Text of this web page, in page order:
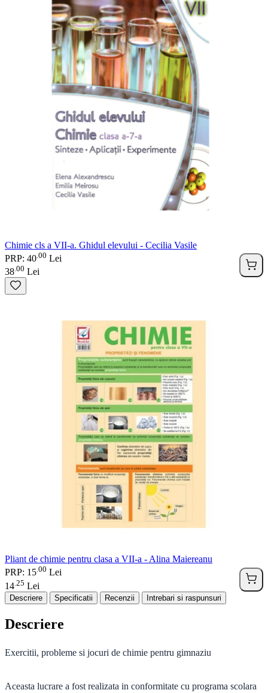
Chimie cls a VII-a. Ghidul elevului - Cecilia Vasile
PRP: 40 00 Lei
38 00 Lei
Pliant de chimie pentru clasa a VII-a - Alina Maiereanu
PRP: 15 00 Lei
14 25 Lei
Descriere Specificatii Recenzii Intrebari si raspunsuri
Descriere
Exercitii, probleme si jocuri de chimie pentru gimnaziu
Aceasta lucrare a fost realizata in conformitate cu programa scolara